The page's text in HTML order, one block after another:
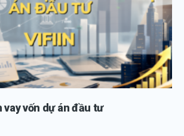
vay vốn dự án đầu tư